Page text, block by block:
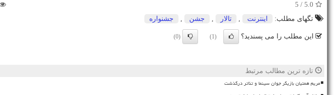
5.0
/ 5
تگهای مطلب:
اینترنت تالار جشن جشنواره
این مطلب را می پسندید؟ (1)
(0)
تازه ترین مطالب مرتبط
مریم همتیان بازیگر جوان سینما و تئاتر درگذشت